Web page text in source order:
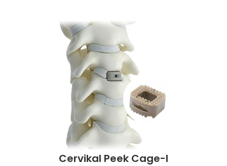
Cervikal Peek Cage-I